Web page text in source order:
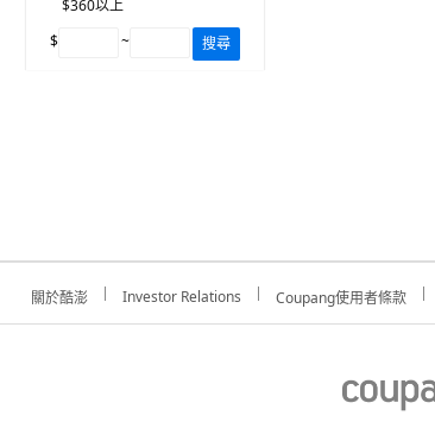
$360以上
$
~ 搜尋
關於酷澎 Investor Relations Coupang使用者條款